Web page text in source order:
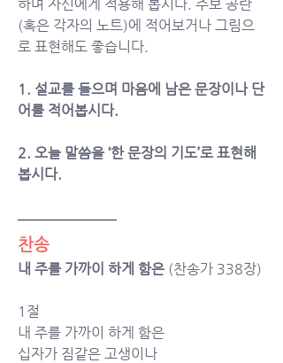
하며 자신에게 적용해 봅시다. 주보 공란
(혹은 각자의 노트)에 적어보거나 그림으
로 표현해도 좋습니다.
1. 설교를 들으며 마음에 남은 문장이나 단
어를 적어봅시다.
2. 오늘 말씀을 ‘한 문장의 기도’로 표현해
봅시다.
찬송
내 주를 가까이 하게 함은 (찬송가 338장)
1절
내 주를 가까이 하게 함은
십자가 짐같은 고생이나